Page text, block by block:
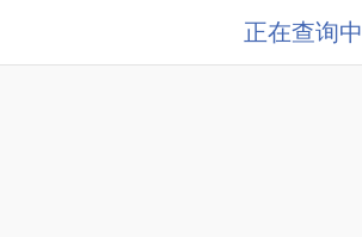
正在查询中